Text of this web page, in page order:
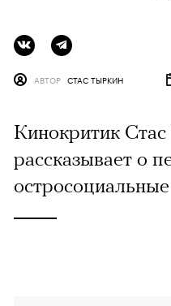
АВТОР СТАС ТЫРКИН
Кинокритик
рассказывает о